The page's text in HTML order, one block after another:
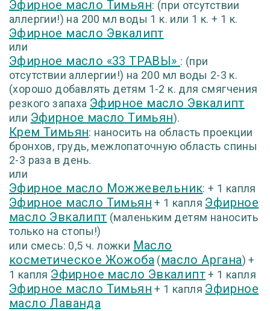
Эфирное масло Тимьян: (при отсутствии
аллергии!) на 200 мл воды 1 к. или 1 к. + 1 к.
Эфирное масло Эвкалипт
или
Эфирное масло «33 ТРАВЫ» : (при
отсутствии аллергии!) на 200 мл воды 2-3 к.
(хорошо добавлять детям 1-2 к. для смягчения
резкого запаха Эфирное масло Эвкалипт
или Эфирное масло Тимьян).
Крем Тимьян: наносить на область проекции
бронхов, грудь, межлопаточную область спины
2-3 раза в день.
или
Эфирное масло Можжевельник: + 1 капля
Эфирное масло Тимьян + 1 капля Эфирное
масло Эвкалипт (маленьким детям наносить
только на стопы!)
или смесь: 0,5 ч. ложки Масло
косметическое Жожоба (масло Аргана) +
1 капля Эфирное масло Эвкалипт+ 1 капля
Эфирное масло Тимьян + 1 капля Эфирное
масло Лаванда